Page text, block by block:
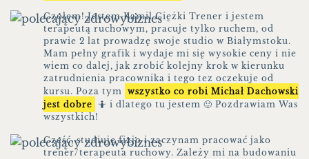
Czołem! Jestem Kamil Ciężki Trener i jestem
terapeutą ruchowym, pracuje tylko ruchem, od
prawie 2 lat prowadzę swoje studio w Białymstoku.
Mam pełny grafik i wydaje mi się wysokie ceny i nie
wiem co dalej, jak zrobić kolejny krok w kierunku
zatrudnienia pracownika i tego tez oczekuje od
kursu. Poza tym wszystko co robi Michał Dachowski
jest dobre
🤷 i dlatego tu jestem 🙂 Pozdrawiam Was
wszystkich!
Cześć, studiuję fizjo i zaczynam pracować jako
trener/terapeuta ruchowy. Zależy mi na budowaniu